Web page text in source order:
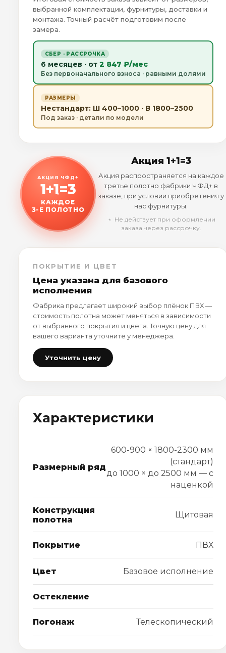
выбранной комплектации, фурнитуры, доставки и
монтажа. Точный расчёт подготовим после
замера.
СБЕР · РАССРОЧКА
6 месяцев · от 2 847 ₽/мес
Без первоначального взноса · равными долями
РАЗМЕРЫ
Нестандарт: Ш 400–1000 · В 1800–2500
Под заказ · детали по модели
АКЦИЯ ЧФД+
1+1=3
КАЖДОЕ
3-Е ПОЛОТНО
Акция 1+1=3
Акция распространяется на каждое
третье полотно фабрики ЧФД+ в
заказе, при условии приобретения у
нас фурнитуры.
﹡ Не действует при оформлении
заказа через рассрочку.
ПОКРЫТИЕ И ЦВЕТ
Цена указана для базового
исполнения
Фабрика предлагает широкий выбор плёнок ПВХ —
стоимость полотна может меняться в зависимости
от выбранного покрытия и цвета. Точную цену для
вашего варианта уточните у менеджера.
Уточнить цену
Характеристики
Размерный ряд
600-900 × 1800-2300 мм
(стандарт)
до 1000 × до 2500 мм — с
наценкой
Конструкция
полотна
Щитовая
Покрытие ПВХ
Цвет Базовое исполнение
Остекление
Погонаж Телескопический